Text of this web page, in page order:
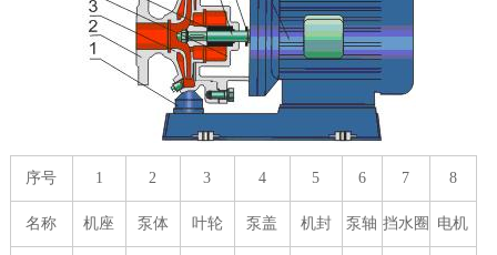
序号 1 2 3 4 5 6 7 8
名称 机座 泵体 叶轮 泵盖 机封 泵轴 挡水圈 电机